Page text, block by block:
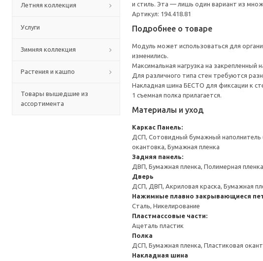
Летняя коллекция
Услуги
Зимняя коллекция
Растения и кашпо
Товары вышедшие из
ассортимента
и стиль. Эта — лишь один вариант из
Артикул: 194.418.81
Подробнее о товаре
Модуль может использоваться для
изменились.
Максимальная нагрузка на закрепленный
Для различного типа стен требуются
Накладная шина БЕСТО для фиксации к
1 съемная полка прилагается.
Материалы и уход
Каркас Панель:
ДСП, Сотовидный бумажный наполнитель
окантовка, Бумажная пленка
Задняя панель:
ДВП, Бумажная пленка, Полимерная пленка
Дверь
ДСП, ДВП, Акриловая краска, Бумажная
Нажимные плавно закрывающиеся
Сталь, Никелирование
Пластмассовые части:
Ацеталь пластик
Полка
ДСП, Бумажная пленка, Пластиковая
Накладная шина